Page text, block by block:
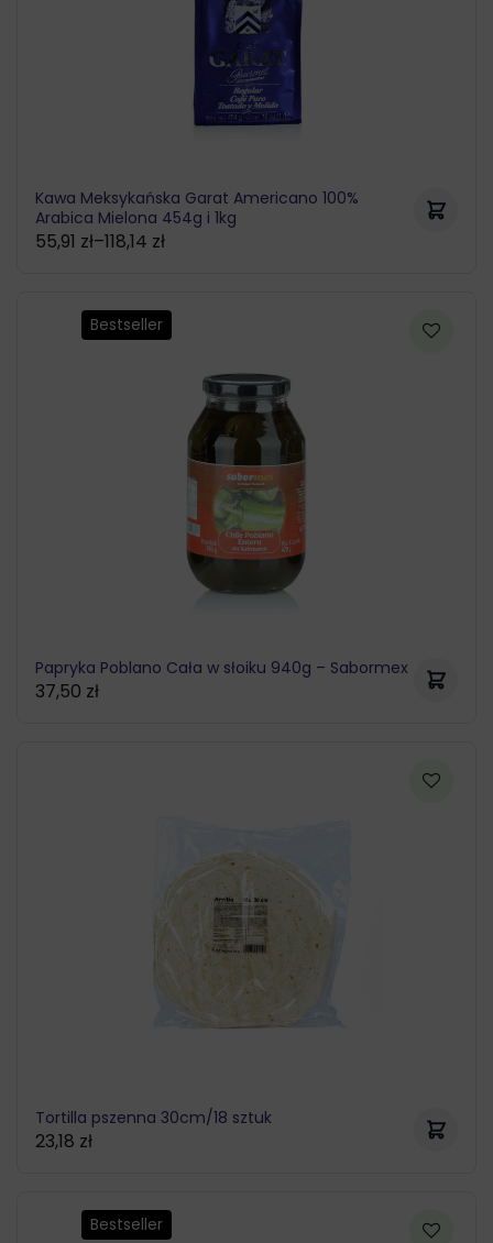
Kawa Meksykańska Garat Americano 100%
Arabica Mielona 454g i 1kg
55,91 zł–118,14 zł
Zakres
55,91 złBestseller
Papryka Poblano Cała w słoiku 940g – Sabormex
37,50 zł
Tortilla pszenna 30cm/18 sztuk
23,18 zł
Bestseller